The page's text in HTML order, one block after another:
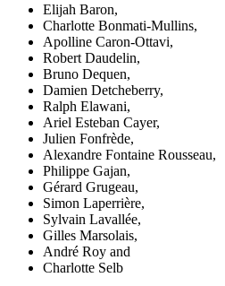
Elijah Baron,
Charlotte Bonmati-Mullins,
Apolline Caron-Ottavi,
Robert Daudelin,
Bruno Dequen,
Damien Detcheberry,
Ralph Elawani,
Ariel Esteban Cayer,
Julien Fonfrède,
Alexandre Fontaine Rousseau,
Philippe Gajan,
Gérard Grugeau,
Simon Laperrière,
Sylvain Lavallée,
Gilles Marsolais,
André Roy and
Charlotte Selb